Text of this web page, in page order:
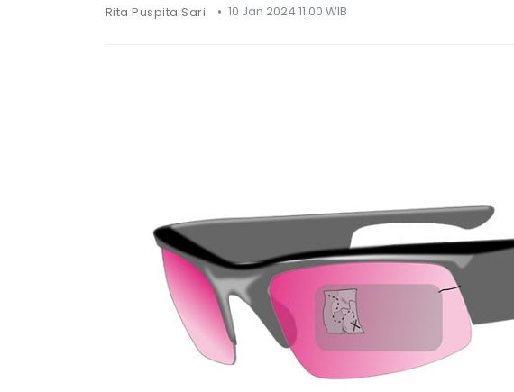
Rita Puspita Sari • 10 Jan 2024 11.00 WIB